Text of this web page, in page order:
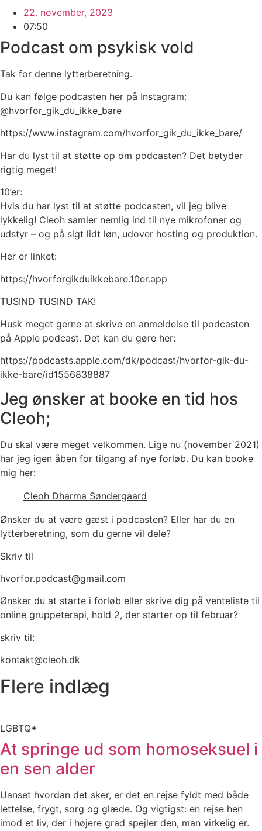
22. november, 2023
07:50
Podcast om psykisk vold
Tak for denne lytterberetning.
Du kan følge podcasten her på Instagram:
@hvorfor_gik_du_ikke_bare
https://www.instagram.com/hvorfor_gik_du_ikke_bare/
Har du lyst til at støtte op om podcasten? Det betyder
rigtig meget!
10’er:
Hvis du har lyst til at støtte podcasten, vil jeg blive
lykkelig! Cleoh samler nemlig ind til nye mikrofoner og
udstyr – og på sigt lidt løn, udover hosting og produktion.
Her er linket:
https://hvorforgikduikkebare.10er.app
TUSIND TUSIND TAK!
Husk meget gerne at skrive en anmeldelse til podcasten
på Apple podcast. Det kan du gøre her:
https://podcasts.apple.com/dk/podcast/hvorfor-gik-du-
ikke-bare/id1556838887
Jeg ønsker at booke en tid hos
Cleoh;
Du skal være meget velkommen. Lige nu (november 2021)
har jeg igen åben for tilgang af nye forløb. Du kan booke
mig her:
Cleoh Dharma Søndergaard
Ønsker du at være gæst i podcasten? Eller har du en
lytterberetning, som du gerne vil dele?
Skriv til
hvorfor.podcast@gmail.com
Ønsker du at starte i forløb eller skrive dig på venteliste til
online gruppeterapi, hold 2, der starter op til februar?
skriv til:
kontakt@cleoh.dk
Flere indlæg
LGBTQ+
At springe ud som homoseksuel i
en sen alder
Uanset hvordan det sker, er det en rejse fyldt med både
lettelse, frygt, sorg og glæde. Og vigtigst: en rejse hen
imod et liv, der i højere grad spejler den, man virkelig er.